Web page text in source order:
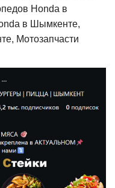
Honda в
в Шымкенте,
Мотозапчасти